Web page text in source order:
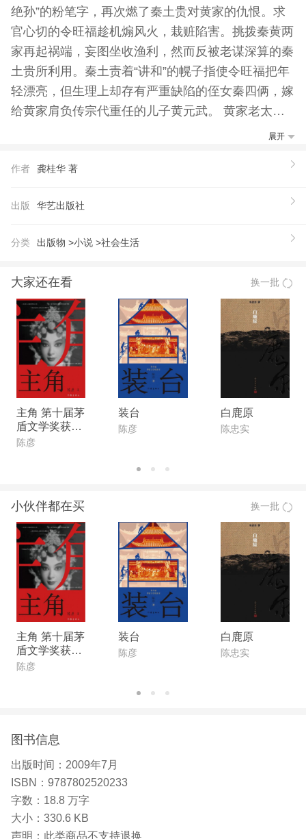
绝孙”的粉笔字，再次燃了秦土贵对黄家的仇恨。求
官心切的令旺福趁机煽风火，栽赃陷害。挑拨秦黄两
家再起祸端，妄图坐收渔利，然而反被老谋深算的秦
土贵所利用。秦土责着“讲和”的幌子指使令旺福把年
轻漂亮，但生理上却存有严重缺陷的侄女秦四俩，嫁
给黄家肩负传宗代重任的儿子黄元武。 黄家老太太
为了完成丈夫的遗愿。让三大家族和睦相处，不顾族
房花烛夜，秦四俩拒绝与黄元武同房。深夜逃到苦窑
揭了秦土贵要黄家断子绝孙的阴谋……
那个被秦家当作“杀女出手”，活埋在高尚坪三大家族
飘荡在苦窑中，默默地看着三大家族在那片古老又苍
凉的土地上演绎出一幕又一幕断子绝孙的绝户剧……
免费阅读更多章节：苦窑
【作者】
龚桂华，1956年生于广西桂林，现为中国作家协会
会员，广西作家协会副主席，广西影视文学委员会主
任，桂林市公安局叠彩分局党委书记、政治委员。著
有长篇小说《世情》、《尊严》、《寒秋》及中短篇
小说集《警察与乡女》等，根据其小说改编的电视剧
《林城秘客》、《黎明前的追
展开
作者 龚桂华 著
出版 华艺出版社
分类 出版物 >小说 >社会生活
大家还在看 换一批
主角 第十届茅
盾文学奖获奖
作品
陈彦
装台
陈彦
白鹿原
陈忠实
小伙伴都在买 换一批
主角 第十届茅
盾文学奖获奖
作品
陈彦
装台
陈彦
白鹿原
陈忠实
图书信息
出版时间： 2009年7月
ISBN： 9787802520233
字数： 18.8 万字
大小： 330.6 KB
声明： 此类商品不支持退换